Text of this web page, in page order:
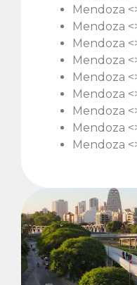
Mendoza
Mendoza
Mendoza
Mendoza
Mendoza
Mendoza
Mendoza
Mendoza
Mendoza